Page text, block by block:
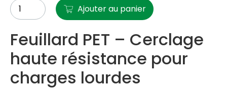
Ajouter au panier
Feuillard PET – Cerclage
haute résistance pour
charges lourdes